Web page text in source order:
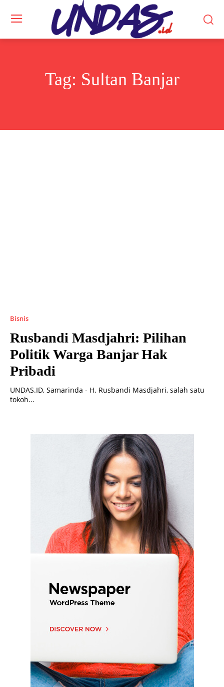
Tag: Sultan Banjar
Bisnis
Rusbandi Masdjahri: Pilihan
Politik Warga Banjar Hak
Pribadi
UNDAS.ID, Samarinda - H. Rusbandi Masdjahri, salah satu
tokoh...